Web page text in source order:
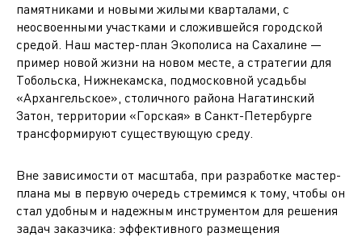
памятниками и новыми жилыми кварталами, с
неосвоенными участками и сложившейся городской
средой. Наш мастер-план Экополиса на Сахалине —
пример новой жизни на новом месте, а стратегии для
Тобольска, Нижнекамска, подмосковной усадьбы
«Архангельское», столичного района Нагатинский
Затон, территории «Горская» в Санкт-Петербурге
трансформируют существующую среду.
Вне зависимости от масштаба, при разработке мастер-
плана мы в первую очередь стремимся к тому, чтобы он
стал удобным и надежным инструментом для решения
задач заказчика: эффективного размещения